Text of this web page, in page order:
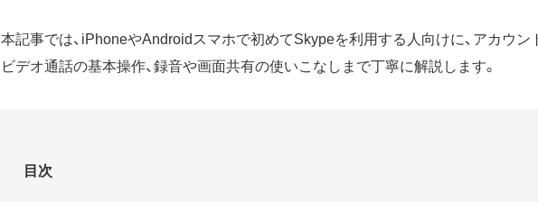
本記事では、iPhoneやAndroidスマホで初めてSkypeを利用する人向けに、アカウン
ビデオ通話の基本操作、録音や画面共有の使いこなしまで丁寧に解説します。
目次